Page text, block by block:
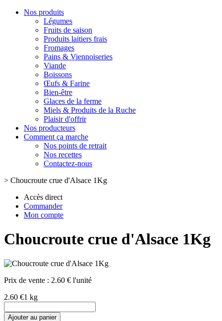
Nos produits
Légumes
Fruits de saison
Produits laitiers frais
Fromages
Pains & Viennoiseries
Viande
Boissons
Œufs & Farine
Bien-être
Glaces de la ferme
Miels & Produits de la Ruche
Plaisir d'offrir
Nos producteurs
Comment ça marche
Nos points de retrait
Nos recettes
Contactez-nous
> Choucroute crue d'Alsace 1Kg
Accès direct
Commander
Mon compte
Choucroute crue d'Alsace 1Kg
Prix de vente : 2.60 € l'unité
2.60 €1 kg
Ajouter au panier